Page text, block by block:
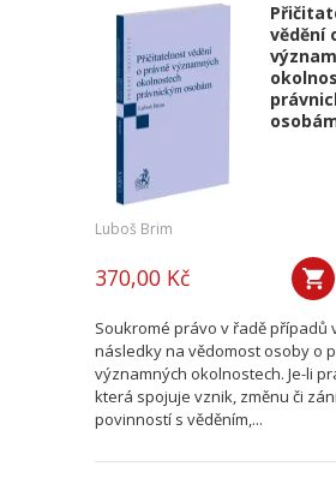
vědění
Luboš Brim
370,00 Kč
Soukromé právo v řadě případů
následky na vědomost osoby o
významných okolnostech. Je-li
která spojuje vznik, změnu či
povinností s věděním,...